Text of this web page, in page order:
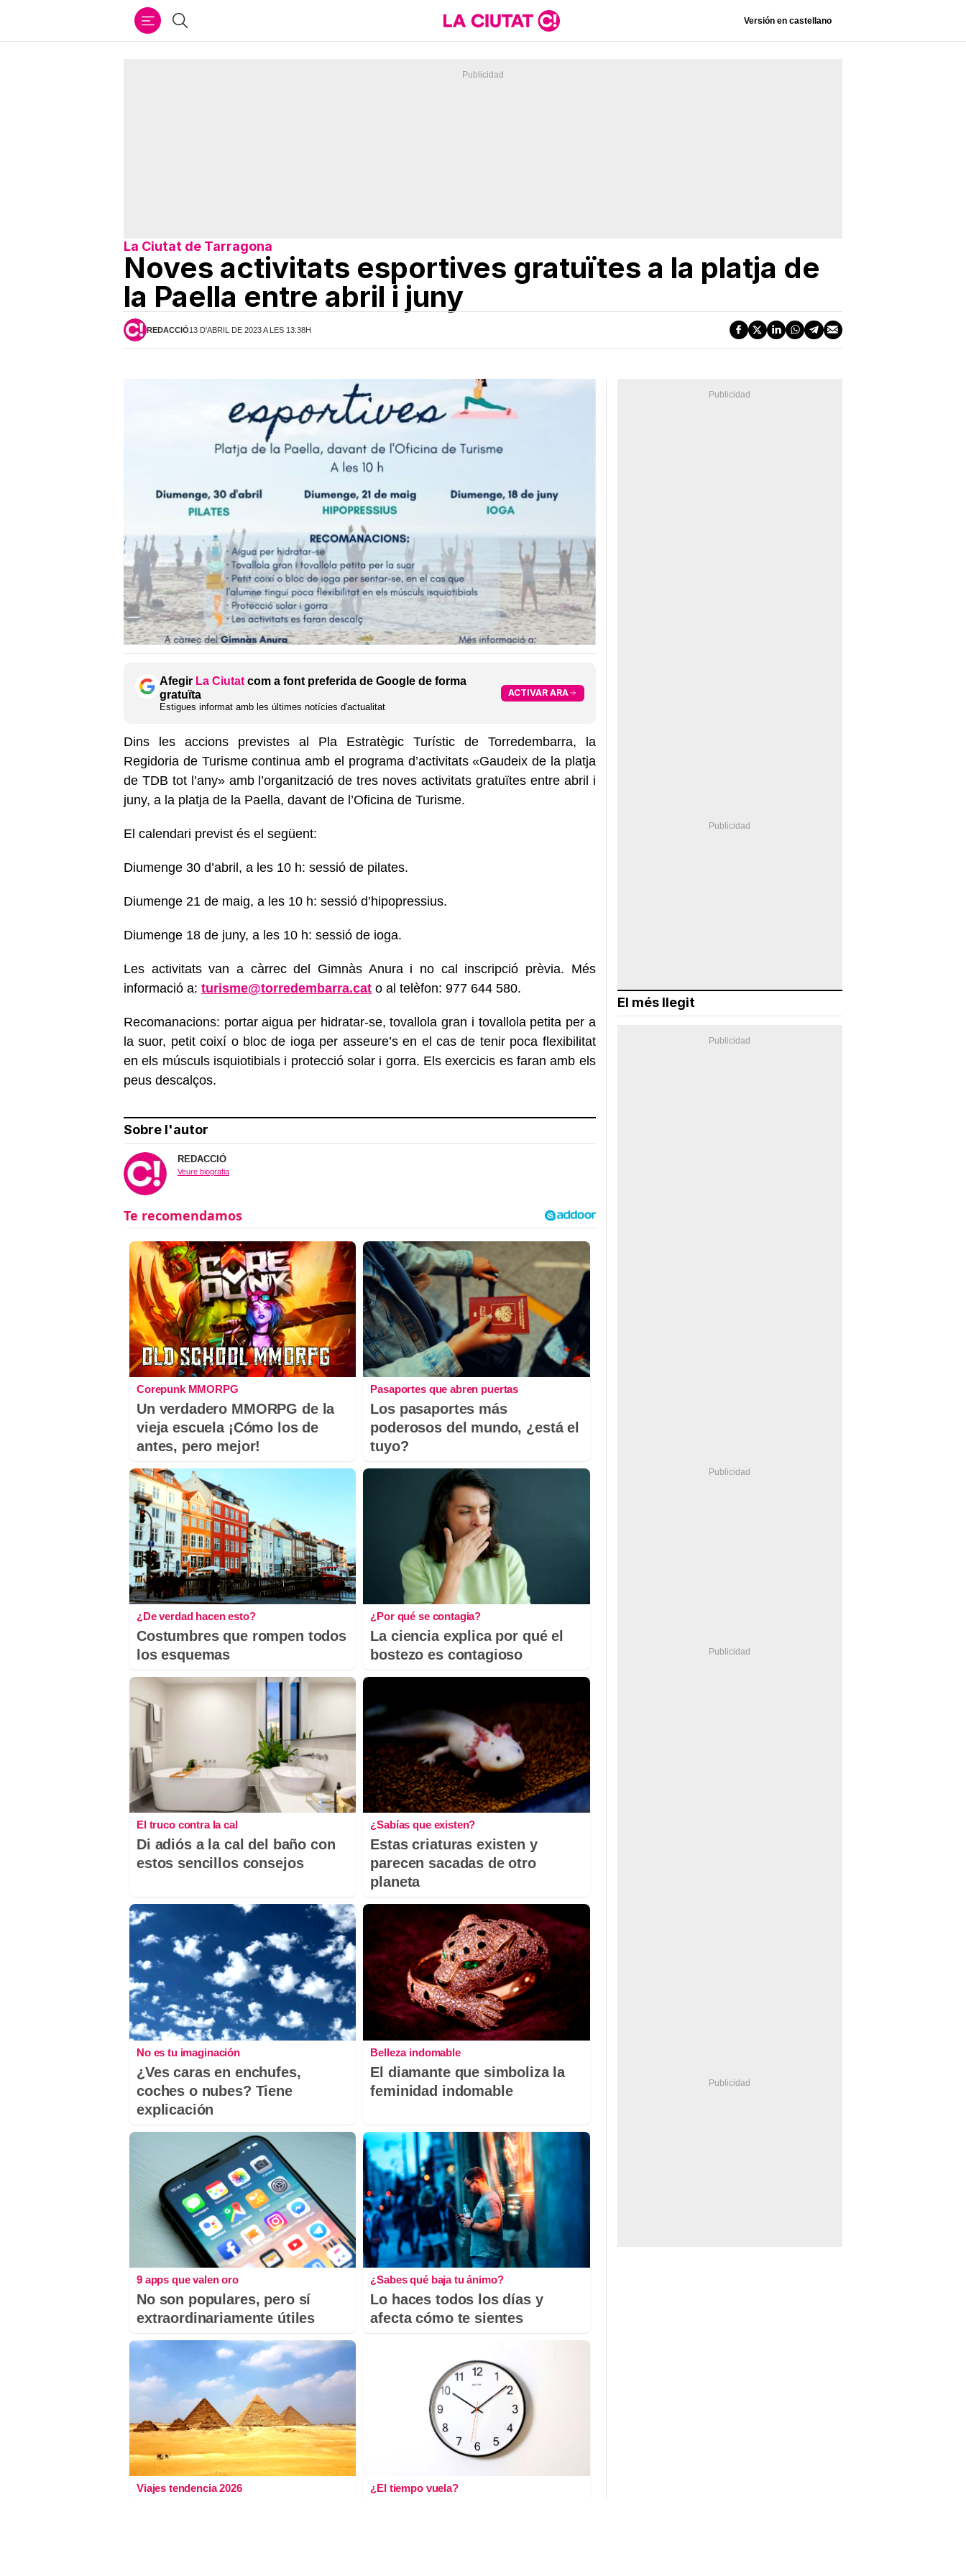
Cercar Versión en castellano
La Ciutat de Tarragona
Noves activitats esportives gratuïtes a la platja de
la Paella entre abril i juny
REDACCIÓ13 D'ABRIL DE 2023 A LES 13:38H
Afegir La Ciutat com a font preferida de Google de forma
gratuïta
Estigues informat amb les últimes notícies d'actualitat
ACTIVAR ARA
Dins lesaccions previstes al Pla Estratègic Turístic de Torredembarra, la
Regidoria de Turisme continua amb el programa d’activitats«Gaudeix de la platja
de TDB tot l’any»amb l’organització de tres noves activitats gratuïtes entre abril i
juny, a la platja de la Paella, davant de l’Oficina de Turisme.
El calendari previst és el següent:
Diumenge 30 d’abril, a les 10 h: sessió de pilates.
Diumenge 21 de maig, a les 10 h: sessió d’hipopressius.
Diumenge 18 de juny, a les 10 h: sessió de ioga.
Les activitats van a càrrec del Gimnàs Anura i no cal inscripció prèvia. Més
informació a: turisme@torredembarra.cat o al telèfon: 977 644 580.
Recomanacions: portar aigua per hidratar-se, tovallola gran i tovallola petita per a
la suor, petit coixí o bloc de ioga per asseure’s en el cas de tenir poca flexibilitat
en els músculs isquiotibials i protecció solar i gorra. Els exercicis es faran amb els
peus descalços.
Sobre l'autor
REDACCIÓ
Veure biografia
Corepunk MMORPG
Un verdadero MMORPG de la
vieja escuela ¡Cómo los de
antes, pero mejor!
Pasaportes que abren puertas
Los pasaportes más
poderosos del mundo, ¿está el
tuyo?
¿De verdad hacen esto?
Costumbres que rompen todos
los esquemas
¿Por qué se contagia?
La ciencia explica por qué el
bostezo es contagioso
El truco contra la cal
Di adiós a la cal del baño con
estos sencillos consejos
¿Sabías que existen?
Estas criaturas existen y
parecen sacadas de otro
planeta
No es tu imaginación
¿Ves caras en enchufes,
coches o nubes? Tiene
explicación
Belleza indomable
El diamante que simboliza la
feminidad indomable
9 apps que valen oro
No son populares, pero sí
extraordinariamente útiles
¿Sabes qué baja tu ánimo?
Lo haces todos los días y
afecta cómo te sientes
Viajes tendencia 2026 ¿El tiempo vuela?
El més llegit